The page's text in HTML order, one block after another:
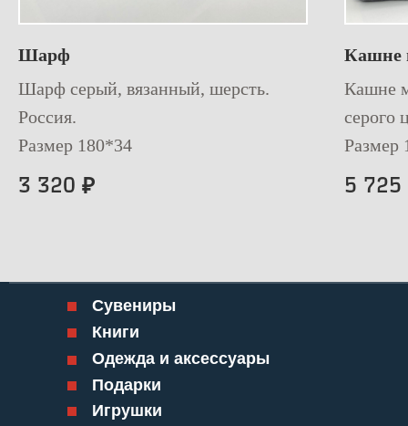
Шарф
Шарф серый, вязанный, шерсть.
Россия.
Размер 180*34
3 320 ₽
Кашне
Кашне
серого
Размер
5 725
Сувениры
Книги
Игрушки
Одежда и аксессуары
Подарки